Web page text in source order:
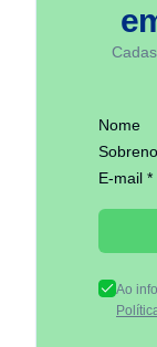
Nome
E-mail *
Ao